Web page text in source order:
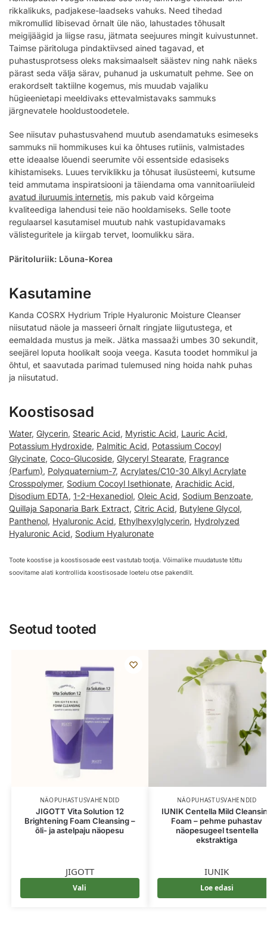
rikkalikuks, padjakese-laadseks vahuks. Need tihedad
mikromullid libisevad õrnalt üle näo, lahustades tõhusalt
meigijäägid ja liigse rasu, jätmata seejuures mingit kuivustunnet.
Taimse päritoluga pindaktiivsed ained tagavad, et
puhastusprotsess oleks maksimaalselt säästev ning nahk näeks
pärast seda välja särav, puhanud ja uskumatult pehme. See on
erakordselt taktiilne kogemus, mis muudab vajaliku
hügieenietapi meeldivaks ettevalmistavaks sammuks
järgnevatele hooldustoodetele.
See niisutav puhastusvahend muutub asendamatuks esimeseks
sammuks nii hommikuses kui ka õhtuses rutiinis, valmistades
ette ideaalse lõuendi seerumite või essentside edasiseks
kihistamiseks. Luues terviklikku ja tõhusat ilusüsteemi, kutsume
teid ammutama inspiratsiooni ja täiendama oma vannitoariiuleid
avatud iluruumis internetis, mis pakub vaid kõrgeima
kvaliteediga lahendusi teie näo hooldamiseks. Selle toote
regulaarsel kasutamisel muutub nahk vastupidavamaks
välisteguritele ja kiirgab tervet, loomulikku sära.
Päritoluriik: Lõuna-Korea
Kasutamine
Kanda COSRX Hydrium Triple Hyaluronic Moisture Cleanser
niisutatud näole ja masseeri õrnalt ringjate liigutustega, et
eemaldada mustus ja meik. Jätka massaaži umbes 30 sekundit,
seejärel loputa hoolikalt sooja veega. Kasuta toodet hommikul ja
õhtul, et saavutada parimad tulemused ning hoida nahk puhas
ja niisutatud.
Koostisosad
Water, Glycerin, Stearic Acid, Myristic Acid, Lauric Acid,
Potassium Hydroxide, Palmitic Acid, Potassium Cocoyl
Glycinate, Coco-Glucoside, Glyceryl Stearate, Fragrance
(Parfum), Polyquaternium-7, Acrylates/C10-30 Alkyl Acrylate
Crosspolymer, Sodium Cocoyl Isethionate, Arachidic Acid,
Disodium EDTA, 1-2-Hexanediol, Oleic Acid, Sodium Benzoate,
Quillaja Saponaria Bark Extract, Citric Acid, Butylene Glycol,
Panthenol, Hyaluronic Acid, Ethylhexylglycerin, Hydrolyzed
Hyaluronic Acid, Sodium Hyaluronate
Toote koostise ja koostisosade eest vastutab tootja. Võimalike muudatuste tõttu
soovitame alati kontrollida koostisosade loetelu otse pakendilt.
Seotud tooted
NÄOPUHASTUSVAHENDID
JIGOTT Vita Solution 12
Brightening Foam Cleansing –
õli- ja astelpaju näopesu
JIGOTT
Vali
NÄOPUHASTUSVAHENDID
IUNIK Centella Mild
Foam – pehme puhastav
näopesugeel tsentella
ekstraktiga
IUNIK
Loe edasi